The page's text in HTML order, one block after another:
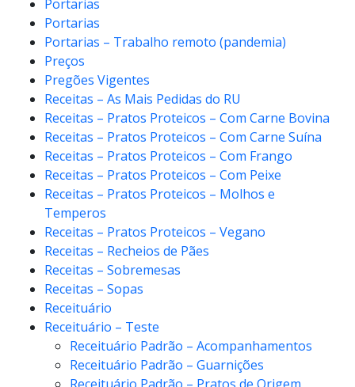
Portarias
Portarias
Portarias – Trabalho remoto (pandemia)
Preços
Pregões Vigentes
Receitas – As Mais Pedidas do RU
Receitas – Pratos Proteicos – Com Carne Bovina
Receitas – Pratos Proteicos – Com Carne Suína
Receitas – Pratos Proteicos – Com Frango
Receitas – Pratos Proteicos – Com Peixe
Receitas – Pratos Proteicos – Molhos e
Temperos
Receitas – Pratos Proteicos – Vegano
Receitas – Recheios de Pães
Receitas – Sobremesas
Receitas – Sopas
Receituário
Receituário – Teste
Receituário Padrão – Acompanhamentos
Receituário Padrão – Guarnições